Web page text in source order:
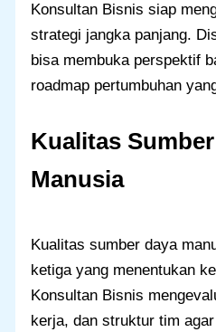
Konsultan Bisnis siap
strategi jangka panjang.
bisa membuka perspektif
roadmap pertumbuhan
Kualitas
Manusia
Kualitas sumber daya
ketiga yang menentukan
Konsultan Bisnis
kerja, dan struktur tim